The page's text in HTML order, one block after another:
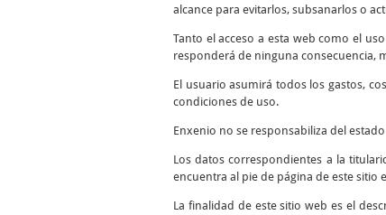
alcance para evitarlos, subsanarlos o
Tanto el acceso a esta web como el
responderá de ninguna consecuencia,
El usuario asumirá todos los gastos,
condiciones de uso.
Enxenio no se responsabiliza del
Los datos correspondientes a la
encuentra al pie de página de este sitio
La finalidad de este sitio web es el